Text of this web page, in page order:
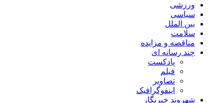
ورزشی
سیاسی
بین الملل
سلامت
مناقصه و مزایده
چند رسانه ای
پادکست
فیلم
تصاویر
اینفوگرافیک
شهروند خبرنگار